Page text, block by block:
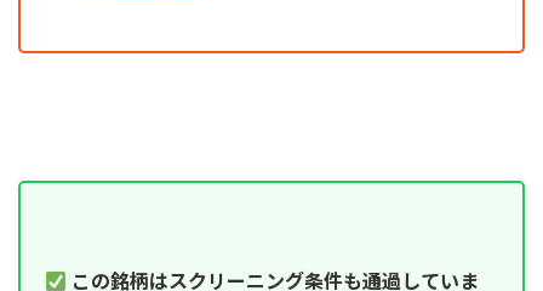
この銘柄はスクリーニング条件も通過していま